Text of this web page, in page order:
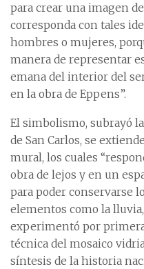
para crear una imagen
corresponda con tales
hombres o mujeres,
manera de representar
emana del interior del
en la obra de Eppens”.
El simbolismo, subrayó
de San Carlos, se
mural, los cuales
obra de lejos y en un
para poder conservarse
elementos como la
experimentó por
técnica del mosaico
síntesis de la historia